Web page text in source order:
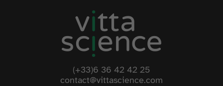
(+33)6 36 42 42 25
contact@vittascience.com